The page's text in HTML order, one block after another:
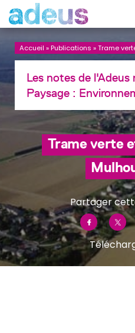
Accueil »Publications »Trame
Les notes de l'Adeus
Paysage :
Trame verte
Partager
Panneau de gestion des